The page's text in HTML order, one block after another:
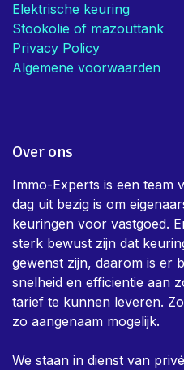
Elektrische keuring
Stookolie of mazouttank
Privacy Policy
Algemene voorwaarden
Over ons
Immo-Experts is een team
dag uit bezig is om
keuringen voor vastgoed.
sterk bewust zijn dat
gewenst zijn, daarom is er
snelheid en efficientie aan
tarief te kunnen leveren.
zo aangenaam mogelijk.
We staan in dienst van